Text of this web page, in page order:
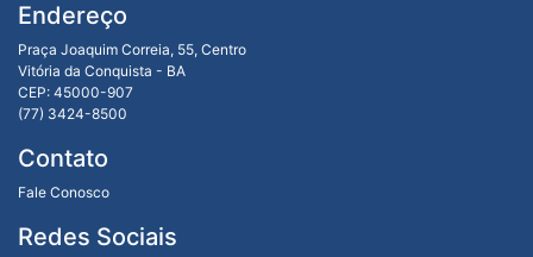
Endereço
Praça Joaquim Correia, 55, Centro
Vitória da Conquista - BA
CEP: 45000-907
(77) 3424-8500
Contato
Fale Conosco
Redes Sociais